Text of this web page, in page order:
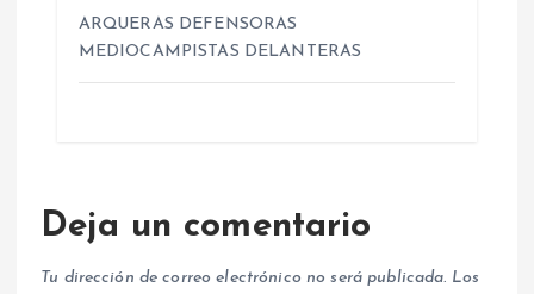
ARQUERAS DEFENSORAS
MEDIOCAMPISTAS DELANTERAS
Deja un comentario
Tu dirección de correo electrónico no será publicada. Los